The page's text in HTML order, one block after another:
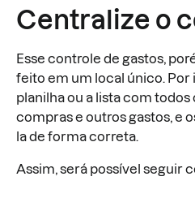
Centralize o
Esse controle de gastos,
feito em um local único. Por
planilha ou a lista com todos
compras e outros gastos, e
la de forma correta.
Assim, será possível seguir